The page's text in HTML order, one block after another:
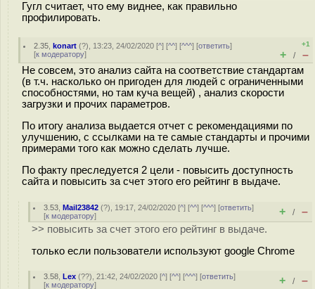
Гугл считает, что ему виднее, как правильно
профилировать.
2.35 ,konart (?), 13:23, 24/02/2020 [^] [^^] [^^^] [ответить]
[к модератору]
+1
+ / –
Не совсем, это анализ сайта на соответствие стандартам
(в т.ч. насколько он пригоден для людей с ограниченными
способностями, но там куча вещей) , анализ скорости
загрузки и прочих параметров.
По итогу анализа выдается отчет с рекомендациями по
улучшению, с ссылками на те самые стандарты и прочими
примерами того как можно сделать лучше.
По факту преследуется 2 цели - повысить доступность
сайта и повысить за счет этого его рейтинг в выдаче.
3.53 ,Mail23842 (?), 19:17, 24/02/2020 [^] [^^] [^^^] [ответить]
[к модератору] + / –
>> повысить за счет этого его рейтинг в выдаче.
только если пользователи используют google Chrome
3.58 ,Lex (??), 21:42, 24/02/2020 [^] [^^] [^^^] [ответить]
[к модератору] + / –